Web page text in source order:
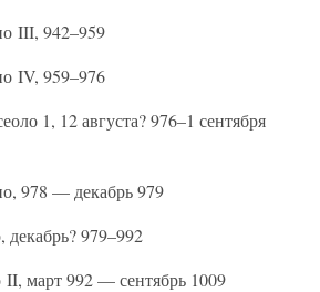
III, 942–959
IV, 959–976
1, 12 августа? 976–1 сентября
978 — декабрь 979
979–992
март 992 — сентябрь 1009